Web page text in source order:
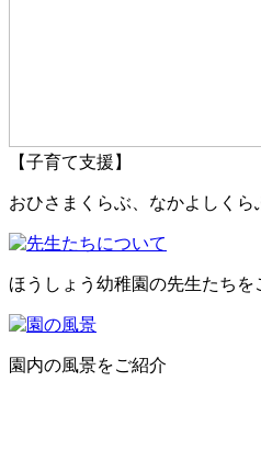
【子育て支援】
おひさまくらぶ、なかよしくら
ほうしょう幼稚園の先生たちを
園内の風景をご紹介